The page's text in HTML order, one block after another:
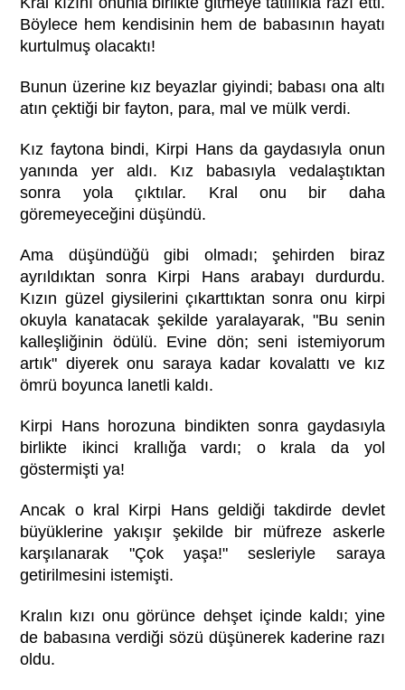
Böylece hem kendisinin hem de babasının hayatı
kurtulmuş olacaktı!
Bunun üzerine kız beyazlar giyindi; babası ona altı
atın çektiği bir fayton, para, mal ve mülk verdi.
Kız faytona bindi, Kirpi Hans da gaydasıyla onun
yanında yer aldı. Kız babasıyla vedalaştıktan
sonra yola çıktılar. Kral onu bir daha
göremeyeceğini düşündü.
Ama düşündüğü gibi olmadı; şehirden biraz
ayrıldıktan sonra Kirpi Hans arabayı durdurdu.
Kızın güzel giysilerini çıkarttıktan sonra onu kirpi
okuyla kanatacak şekilde yaralayarak, "Bu senin
kalleşliğinin ödülü. Evine dön; seni istemiyorum
artık" diyerek onu saraya kadar kovalattı ve kız
ömrü boyunca lanetli kaldı.
Kirpi Hans horozuna bindikten sonra gaydasıyla
birlikte ikinci krallığa vardı; o krala da yol
göstermişti ya!
Ancak o kral Kirpi Hans geldiği takdirde devlet
büyüklerine yakışır şekilde bir müfreze askerle
karşılanarak "Çok yaşa!" sesleriyle saraya
getirilmesini istemişti.
Kralın kızı onu görünce dehşet içinde kaldı; yine
de babasına verdiği sözü düşünerek kaderine razı
oldu.